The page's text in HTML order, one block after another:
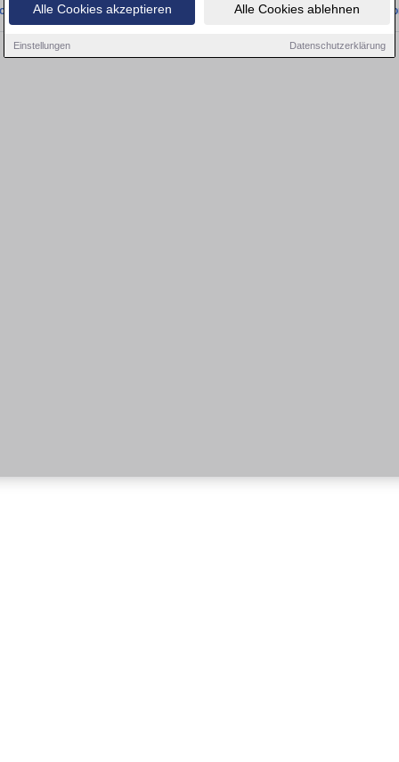
Alle Cookies akzeptieren Alle Cookies ablehnen
Einstellungen Datenschutzerklärung
wir derzeit keine passenden Objekte finden. Schauen Sie bald wieder